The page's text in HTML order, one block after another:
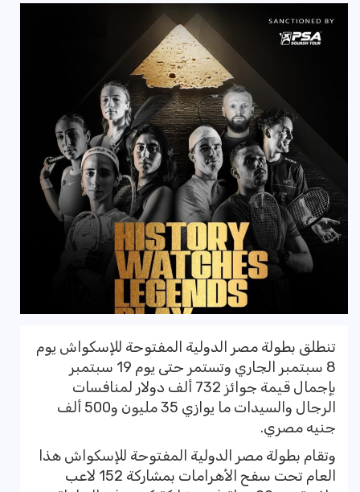
تنطلق بطولة مصر الدولية المفتوحة للإسكواش يوم
8 سبتمبر الجاري وتستمر حتى يوم 19 سبتمبر
بإجمال قيمة جوائز 732 ألف دولار لمنافسات
الرجال والسيدات ما يوازي 35 مليون و500 ألف
جنيه مصري.
وتقام بطولة مصر الدولية المفتوحة للإسكواش هذا
العام تحت سفح الأهرامات بمشاركة 152 لاعب